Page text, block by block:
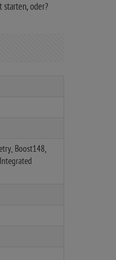
starten, oder?
Boost148,